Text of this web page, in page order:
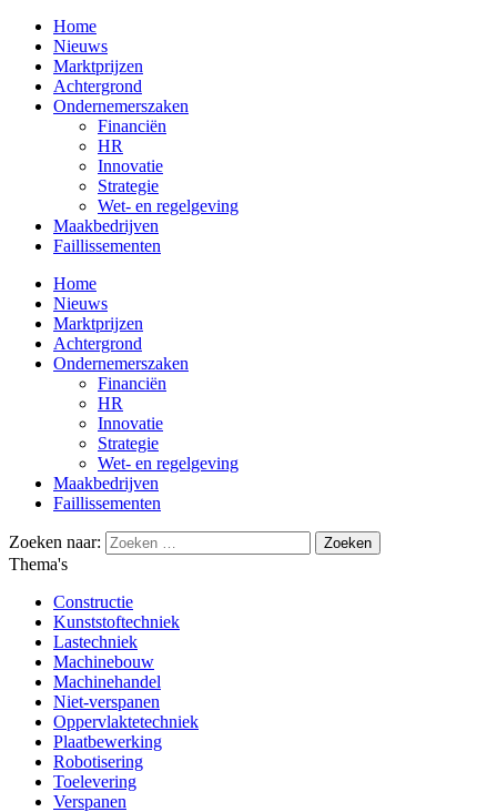
Home
Nieuws
Marktprijzen
Achtergrond
Ondernemerszaken
Financiën
HR
Innovatie
Strategie
Wet- en regelgeving
Maakbedrijven
Faillissementen
Home
Nieuws
Marktprijzen
Achtergrond
Ondernemerszaken
Financiën
HR
Innovatie
Strategie
Wet- en regelgeving
Maakbedrijven
Faillissementen
Zoeken naar:
Thema's
Constructie
Kunststoftechniek
Lastechniek
Machinebouw
Machinehandel
Niet-verspanen
Oppervlaktetechniek
Plaatbewerking
Robotisering
Toelevering
Verspanen